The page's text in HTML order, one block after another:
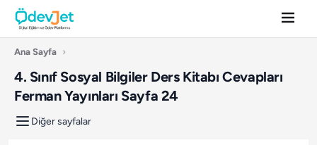
Ana Sayfa ›
4. Sınıf Sosyal Bilgiler Ders Kitabı Cevapları
Ferman Yayınları Sayfa 24
Diğer sayfalar